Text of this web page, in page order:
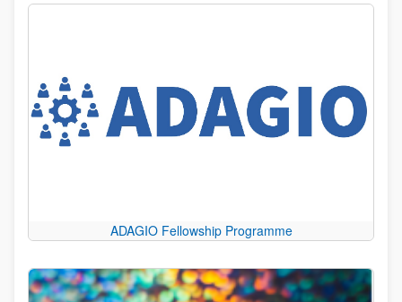
ADAGIO Fellowship Programme